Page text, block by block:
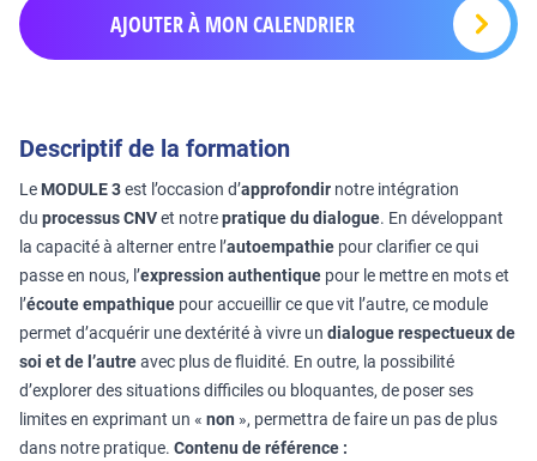
AJOUTER À MON CALENDRIER
Descriptif de la formation
Le MODULE 3est l’occasion d’approfondir notre intégration
du processus CNVet notrepratique du dialogue. En développant
la capacité à alterner entre l’autoempathie pour clarifier ce qui
passe en nous, l’expression authentique pour le mettre en mots et
l’écoute empathique pour accueillir ce que vit l’autre, ce module
permet d’acquérir une dextérité à vivre un dialogue respectueux de
soi et de l’autreavec plus de fluidité. En outre, la possibilité
d’explorer des situations difficiles ou bloquantes, de poser ses
limites en exprimant un « non », permettra de faire un pas de plus
dans notre pratique. Contenu de référence :